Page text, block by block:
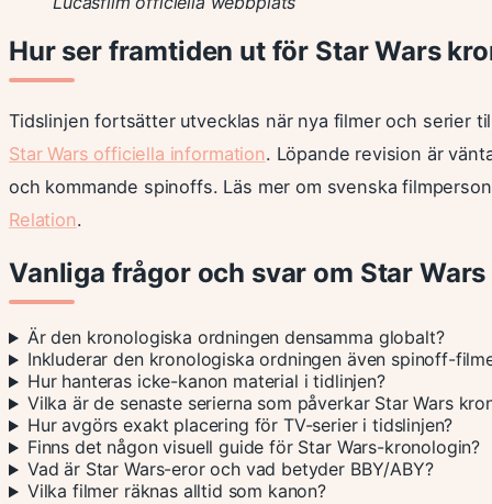
Hur ser framtiden ut för Star Wars
Tidslinjen fortsätter utvecklas när nya filmer och serier
Star Wars officiella information. Löpande revision är
och kommande spinoffs. Läs mer om svenska
Relation.
Vanliga frågor och svar om Star
Är den kronologiska ordningen densamma globalt?
Inkluderar den kronologiska ordningen även spinoff-
Hur hanteras icke-kanon material i tidlinjen?
Vilka är de senaste serierna som påverkar Star Wars
Hur avgörs exakt placering för TV-serier i tidslinjen?
Finns det någon visuell guide för Star Wars-kronologin?
Vad är Star Wars-eror och vad betyder BBY/ABY?
Vilka filmer räknas alltid som kanon?